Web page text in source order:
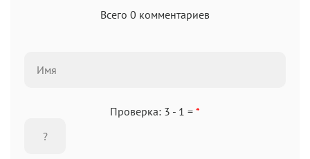
Всего 0 комментариев
Проверка: 3 - 1 = *